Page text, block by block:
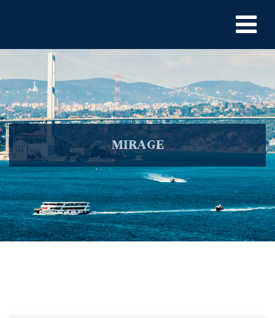
MIRAGE
Kiralık Tekne>Yachts> MIRAGE